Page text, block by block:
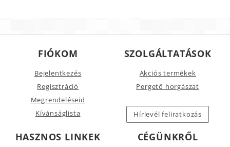
FIÓKOM
Bejelentkezés
Regisztráció
Megrendeléseid
Kívánságlista
SZOLGÁLTATÁSOK
Akciós termékek
Pergető horgászat
Hírlevél feliratkozás
HASZNOS LINKEK CÉGÜNKRŐL